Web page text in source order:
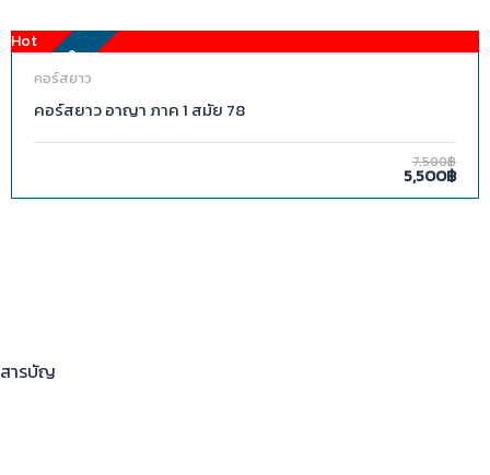
FEATURED
Hot
คอร์สยาว
คอร์สยาว อาญา ภาค 1 สมัย 78
7,500฿
5,500฿
สารบัญ